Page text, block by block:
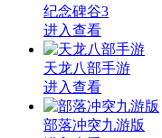
纪念碑谷3
进入查看
天龙八部手游
进入查看
部落冲突九游版